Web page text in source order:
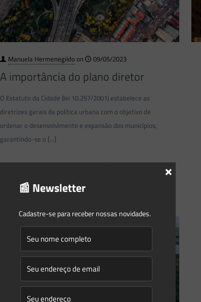
Manuela Hermenegildo on 09/05/2023
A importância do plano diretor
O Estatuto da Cidade (lei 10.257/2001) estabelece as
diretrizes gerais da política urbana com o objetivo de
ordenar o desenvolvimento e expansão dos municípios,
garantindo-se o […]
Read more
📰 Newsletter
Cadastre-se para receber nossas novidades.
×